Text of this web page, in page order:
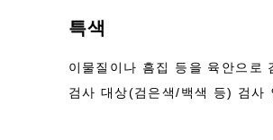
특색
이물질이나 흠집 등을 육안으로
검사 대상(검은색/백색 등) 검사